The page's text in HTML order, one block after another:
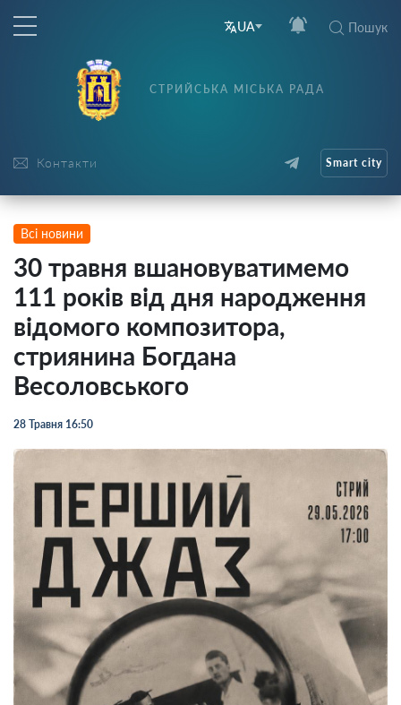
UA Пошук
Контакти
СТРИЙСЬКА МІСЬКА РАДА
Smart city
Всі новини
30 травня вшановуватимемо
111 років від дня народження
відомого композитора,
стриянина Богдана
Весоловського
28 Травня 16:50